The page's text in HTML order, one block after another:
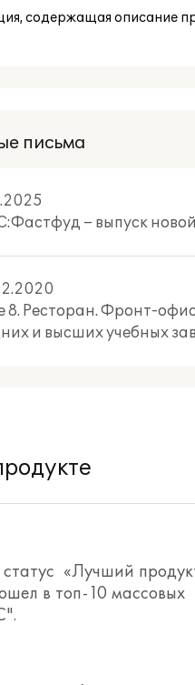
содержащая описание
письма
– выпуск
Ресторан. Фронт-
и высших учебных
«Лучший
в топ-10 массовых